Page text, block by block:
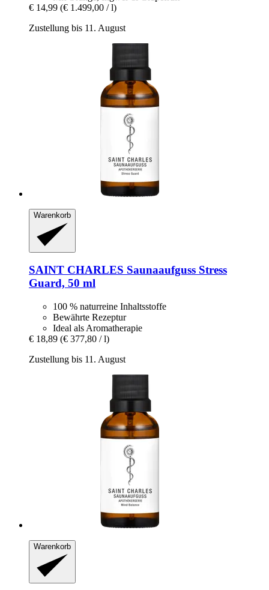
€ 14,99 (€ 1.499,00 / l)
Zustellung bis 11. August
Warenkorb
SAINT CHARLES Saunaaufguss Stress
Guard, 50 ml
100 % naturreine Inhaltsstoffe
Bewährte Rezeptur
Ideal als Aromatherapie
€ 18,89 (€ 377,80 / l)
Zustellung bis 11. August
Warenkorb